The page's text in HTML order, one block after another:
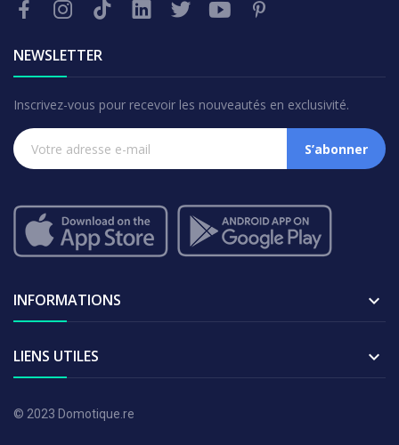
NEWSLETTER
Inscrivez-vous pour recevoir les nouveautés en exclusivité.
S’abonner
INFORMATIONS 
LIENS UTILES 
© 2023 Domotique.re